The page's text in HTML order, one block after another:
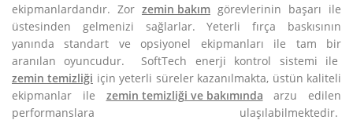
ekipmanlardandır. Zor zemin bakım görevlerinin başarı ile
üstesinden gelmenizi sağlarlar. Yeterli fırça baskısının
yanında standart ve opsiyonel ekipmanları ile tam bir
aranılan oyuncudur. SoftTech enerji kontrol sistemi ile
zemin temizliği için yeterli süreler kazanılmakta, üstün kaliteli
ekipmanlar ile zemin temizliği ve bakımında arzu edilen
performanslara ulaşılabilmektedir.